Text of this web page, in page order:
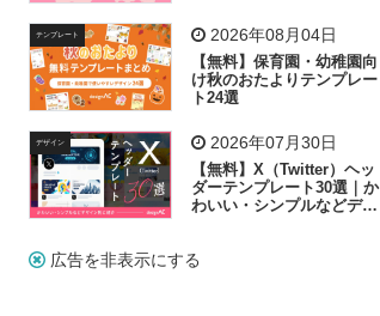
テンプレート 2026年08月04日
【無料】保育園・幼稚園向
け秋のおたよりテンプレー
ト24選
デザイン 2026年07月30日
【無料】X（Twitter）ヘッ
ダーテンプレート30選｜か
わいい・シンプルなどデザ
広告を非表示にする